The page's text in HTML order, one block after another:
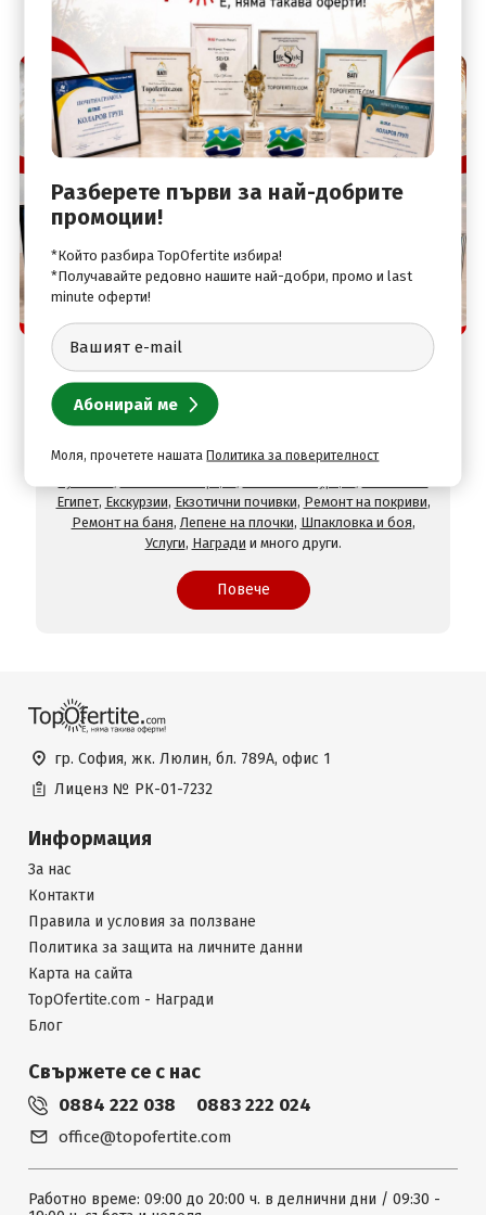
Защо да изберете нас
TopOfertite.com - най-предпочитан онлайн сайт
за почивки и услуги с отстъпки
При нас ще намерите оферти за
СПА хотели
Хисаря,Хотели в Сандански,Хотели в Девин,Почивки в
Египет, Екскурзии, Екзотични почивки, Ремонт на покриви,
Ремонт на баня, Лепене на плочки, Шпакловка и боя,
Услуги, Награди и много други.
Повече
гр. София, жк. Люлин, бл. 789А, офис 1
Лиценз № РК-01-7232
Информация
За нас
Контакти
Правила и условия за ползване
Политика за защита на личните данни
Карта на сайта
TopOfertite.com - Награди
Блог
Свържете се с нас
0884 222 038 0883 222 024
office@topofertite.com
Работно време: 09:00 до 20:00 ч. в делнични дни / 09:30 -
Разберете първи за най-добрите
промоции!
*Който разбира TopOfertite избира!
*Получавайте редовно нашите най-добри, промо и last
minute оферти!
Моля, прочетете нашатаПолитика за поверителност